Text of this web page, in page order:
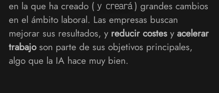
en la que ha creado ( y creará ) grandes cambios
en el ámbito laboral. Las empresas buscan
mejorar sus resultados, y reducir costesyacelerar
trabajoson parte de sus objetivos principales,
algo que la IA hace muy bien.